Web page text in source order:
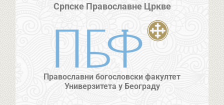
Српске Православне Цркве
Православни богословски факултет
Универзитета у Београду